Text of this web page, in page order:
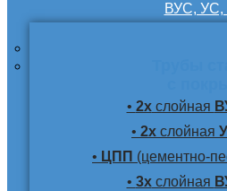
ВУС,
• 2хслойная
• 2х слойная
• ЦПП (цементно-
• 3хслойная